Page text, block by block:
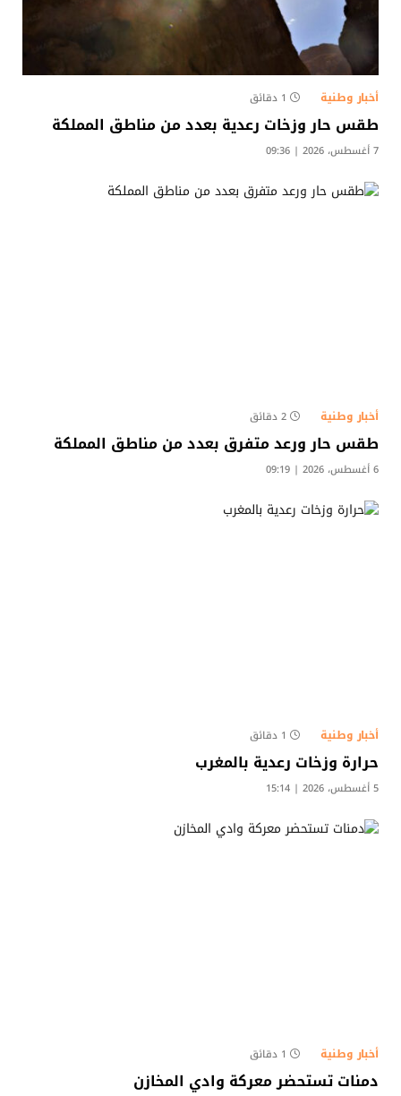
أخبار وطنية 1 دقائق
طقس حار وزخات رعدية بعدد من مناطق المملكة
7 أغسطس، 2026 | 09:36
أخبار وطنية 2 دقائق
طقس حار ورعد متفرق بعدد من مناطق المملكة
6 أغسطس، 2026 | 09:19
أخبار وطنية 1 دقائق
حرارة وزخات رعدية بالمغرب
5 أغسطس، 2026 | 15:14
أخبار وطنية 1 دقائق
دمنات تستحضر معركة وادي المخازن